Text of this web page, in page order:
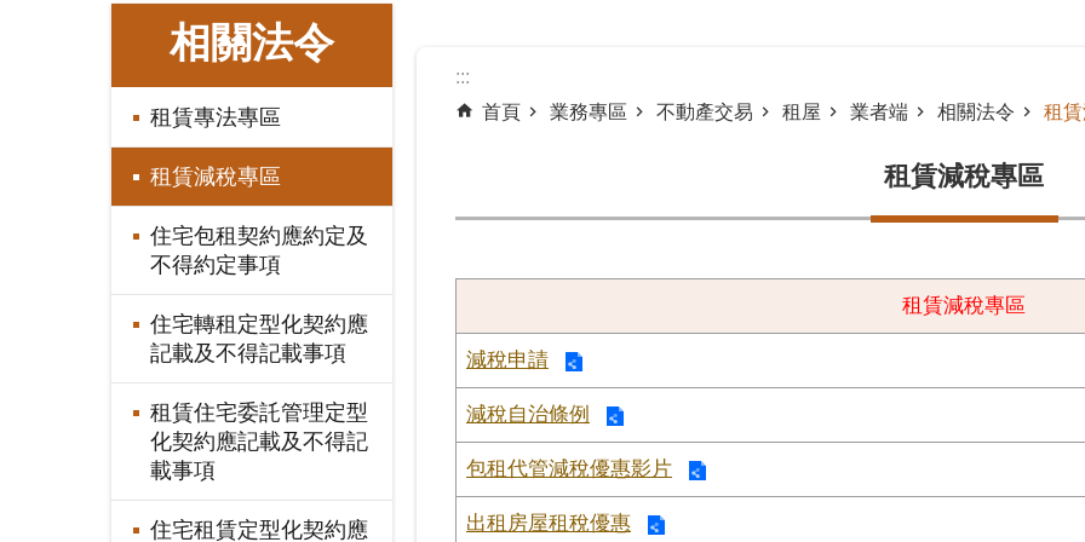
相關法令
租賃專法專區
租賃減稅專區
住宅包租契約應約定及
不得約定事項
住宅轉租定型化契約應
記載及不得記載事項
租賃住宅委託管理定型
化契約應記載及不得記
載事項
住宅租賃定型化契約應
:::
首頁
業務專區 不動產交易 租屋 業者端 相關法令 租
租賃減稅專區
租賃減稅專區
減稅申請
減稅自治條例
包租代管減稅優惠影片
出租房屋租稅優惠